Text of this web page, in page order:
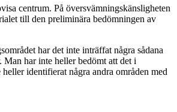
centrum. På översvämningskänsligheten
till den preliminära bedömningen av
har det inte inträffat några sådana
har inte heller bedömt att det i
identifierat några andra områden med